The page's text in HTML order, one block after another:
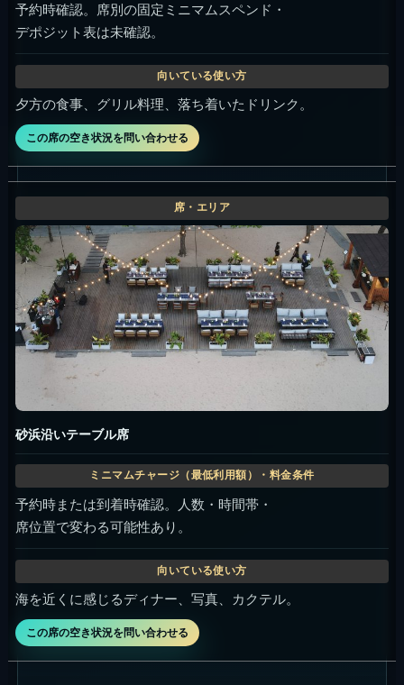
予約時確認。席別の固定ミニマムスペンド・
デポジット表は未確認。
夕方の食事、グリル料理、落ち着いたドリンク。
この席の空き状況を問い合わせる
砂浜沿いテーブル席
予約時または到着時確認。人数・時間帯・
席位置で変わる可能性あり。
海を近くに感じるディナー、写真、カクテル。
この席の空き状況を問い合わせる